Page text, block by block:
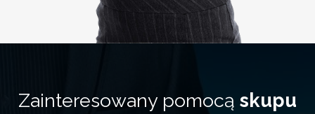
Zainteresowany pomocą skupu